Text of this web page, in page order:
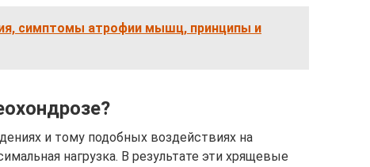
симптомы атрофии мышц, принципы и
и тому подобных воздействиях на
нагрузка. В результате эти хрящевые